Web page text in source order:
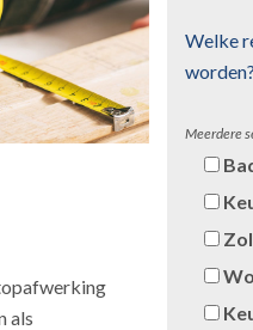
als
Welke
Meerdere